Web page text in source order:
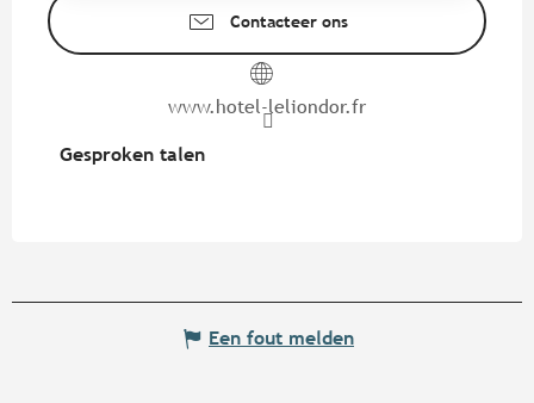
Contacteer ons
www.hotel-leliondor.fr
Gesproken talen
Gesproken talen
Een fout melden